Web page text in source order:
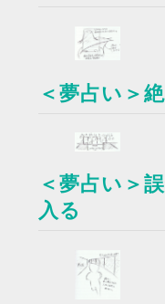
＜夢占い＞
＜夢占い＞
入る